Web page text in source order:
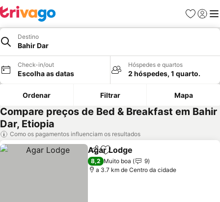
Favoritos
Iniciar
Destino
Bahir Dar
Check-in/out
Escolha as datas
Hóspedes e quartos
2 hóspedes, 1 quarto.
Ordenar Filtrar Mapa
Compare preços de Bed & Breakfast em Bahir
Dar, Etiopia
Como os pagamentos influenciam os resultados
PartilharAdicionar aos favoritos
Agar Lodge
8,2 Muito boa
9
a 3.7 km de Centro da cidade